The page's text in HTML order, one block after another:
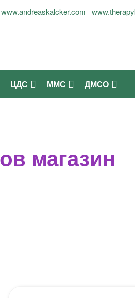
www.andreaskalcker.com
ЦДС ММС ДМСО
магазин